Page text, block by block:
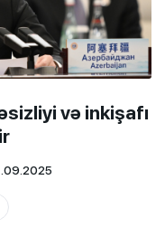
və inkişafı